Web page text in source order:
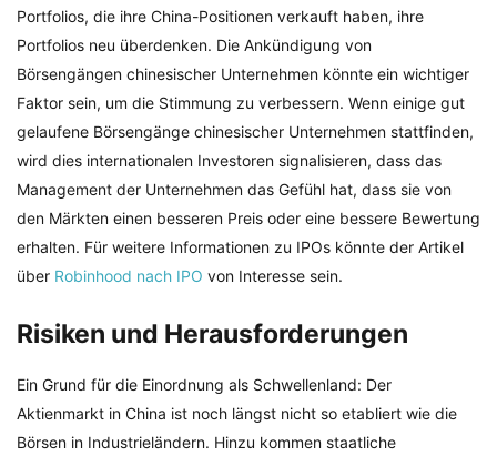
Portfolios, die ihre China-Positionen verkauft haben, ihre
Portfolios neu überdenken. Die Ankündigung von
Börsengängen chinesischer Unternehmen könnte ein wichtiger
Faktor sein, um die Stimmung zu verbessern. Wenn einige gut
gelaufene Börsengänge chinesischer Unternehmen stattfinden,
wird dies internationalen Investoren signalisieren, dass das
Management der Unternehmen das Gefühl hat, dass sie von
den Märkten einen besseren Preis oder eine bessere Bewertung
erhalten. Für weitere Informationen zu IPOs könnte der Artikel
über Robinhood nach IPO von Interesse sein.
Risiken und Herausforderungen
Ein Grund für die Einordnung als Schwellenland: Der
Aktienmarkt in China ist noch längst nicht so etabliert wie die
Börsen in Industrieländern. Hinzu kommen staatliche